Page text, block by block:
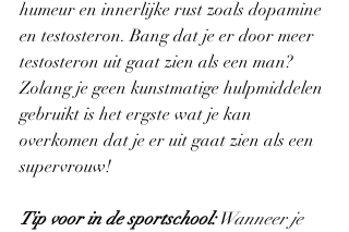
humeur en innerlijke rust zoals dopamine
en testosteron. Bang dat je er door meer
testosteron uit gaat zien als een man?
Zolang je geen kunstmatige hulpmiddelen
gebruikt is het ergste wat je kan
overkomen dat je er uit gaat zien als een
supervrouw!
Tip voor in de sportschool: Wanneer je